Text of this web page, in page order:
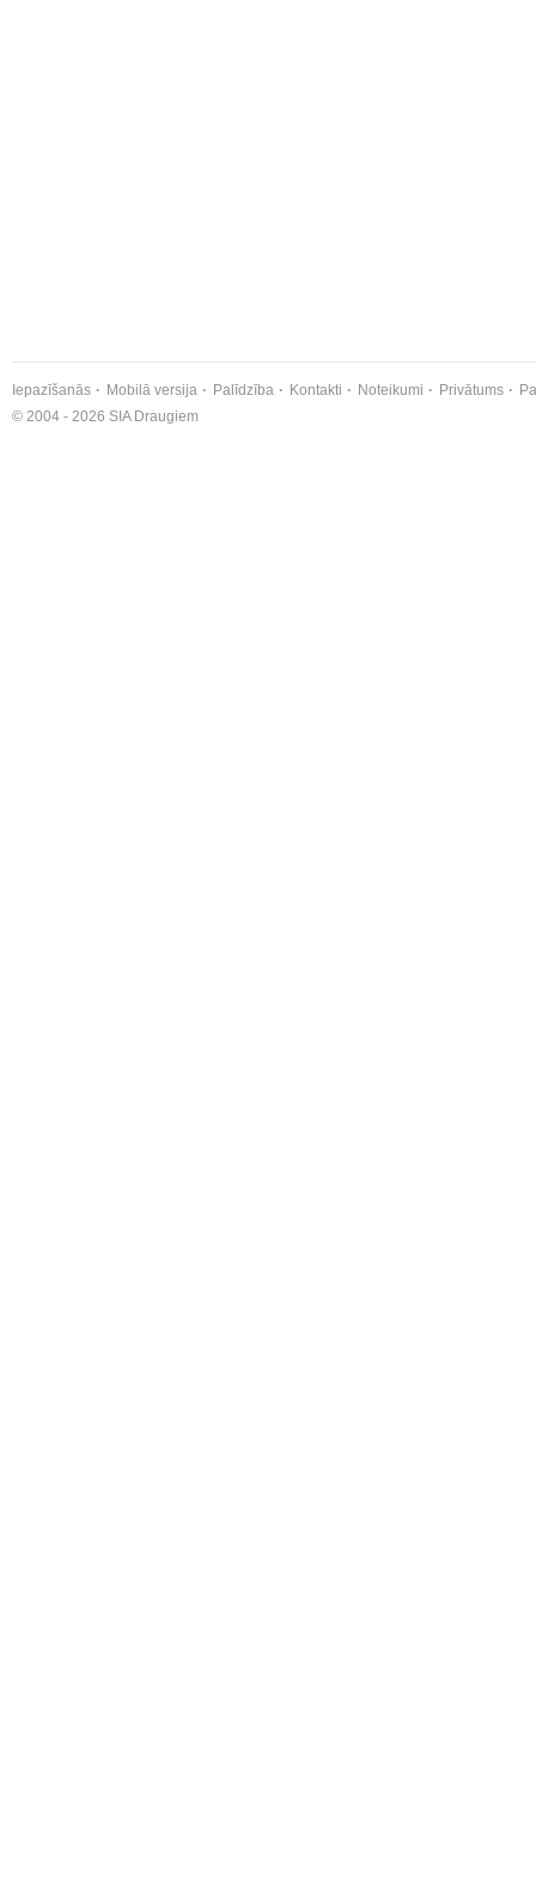
Iepazīšanās Mobilā versija Palīdzība Kontakti Noteikumi Privātums
© 2004 - 2026 SIA Draugiem